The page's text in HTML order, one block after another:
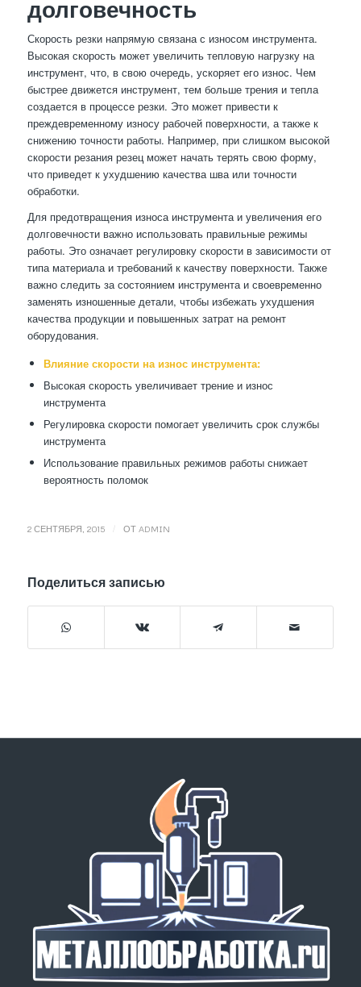
долговечность
Скорость резки напрямую связана с износом инструмента.
Высокая скорость может увеличить тепловую нагрузку на
инструмент, что, в свою очередь, ускоряет его износ. Чем
быстрее движется инструмент, тем больше трения и тепла
создается в процессе резки. Это может привести к
преждевременному износу рабочей поверхности, а также к
снижению точности работы. Например, при слишком высокой
скорости резания резец может начать терять свою форму,
что приведет к ухудшению качества шва или точности
обработки.
Для предотвращения износа инструмента и увеличения его
долговечности важно использовать правильные режимы
работы. Это означает регулировку скорости в зависимости от
типа материала и требований к качеству поверхности. Также
важно следить за состоянием инструмента и своевременно
заменять изношенные детали, чтобы избежать ухудшения
качества продукции и повышенных затрат на ремонт
оборудования.
Влияние скорости на износ инструмента:
Высокая скорость увеличивает трение и износ
инструмента
Регулировка скорости помогает увеличить срок службы
инструмента
Использование правильных режимов работы снижает
вероятность поломок
2 СЕНТЯБРЯ, 2015 ОТ ADMIN
Поделиться записью